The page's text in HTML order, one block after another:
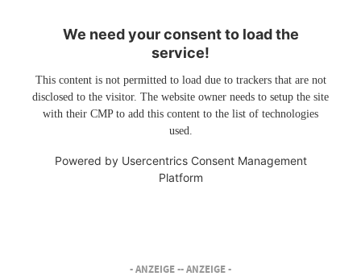
We need your consent to load the
service!
This content is not permitted to load due to trackers that are not
disclosed to the visitor. The website owner needs to setup the site
with their CMP to add this content to the list of technologies
used.
Powered by Usercentrics Consent Management
Platform
- ANZEIGE -- ANZEIGE -